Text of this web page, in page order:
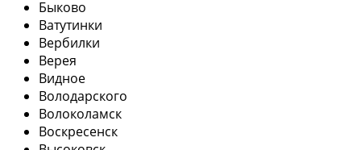
Быково
Ватутинки
Вербилки
Верея
Видное
Володарского
Волоколамск
Воскресенск